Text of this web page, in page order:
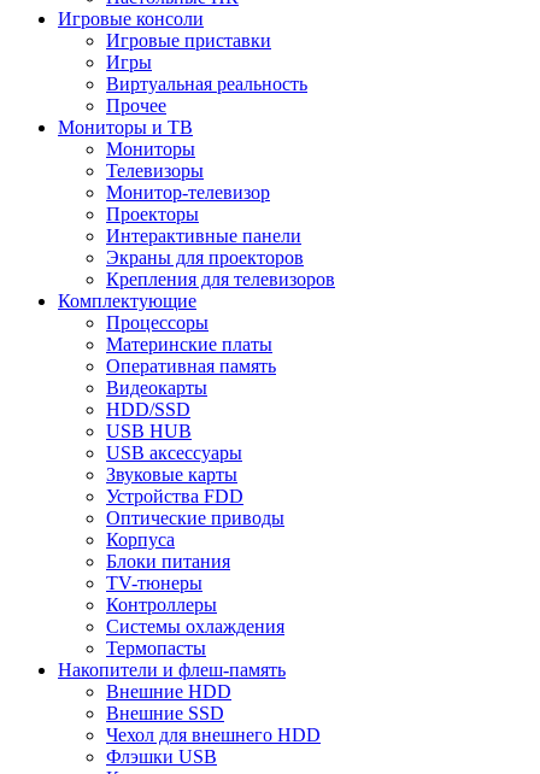
Игровые консоли
Игровые приставки
Игры
Виртуальная реальность
Прочее
Мониторы и ТВ
Мониторы
Телевизоры
Монитор-телевизор
Проекторы
Интерактивные панели
Экраны для проекторов
Крепления для телевизоров
Комплектующие
Процессоры
Материнские платы
Оперативная память
Видеокарты
HDD/SSD
USB HUB
USB аксессуары
Звуковые карты
Устройства FDD
Оптические приводы
Корпуса
Блоки питания
TV-тюнеры
Контроллеры
Системы охлаждения
Термопасты
Накопители и флеш-память
Внешние HDD
Внешние SSD
Чехол для внешнего HDD
Флэшки USB